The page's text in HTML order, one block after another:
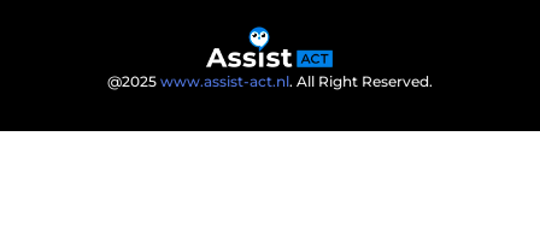
@2025 www.assist-act.nl. All Right Reserved.